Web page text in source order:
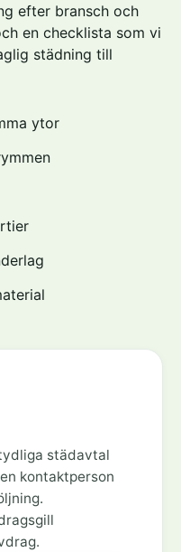
efter bransch och
en checklista som vi
städning till
ytor
städavtal
kontaktperson